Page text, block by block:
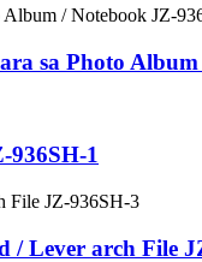
sa Photo
936SH-1
/ Lever arch File